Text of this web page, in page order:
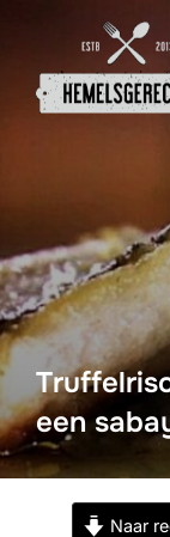
inhoud
een
Naar